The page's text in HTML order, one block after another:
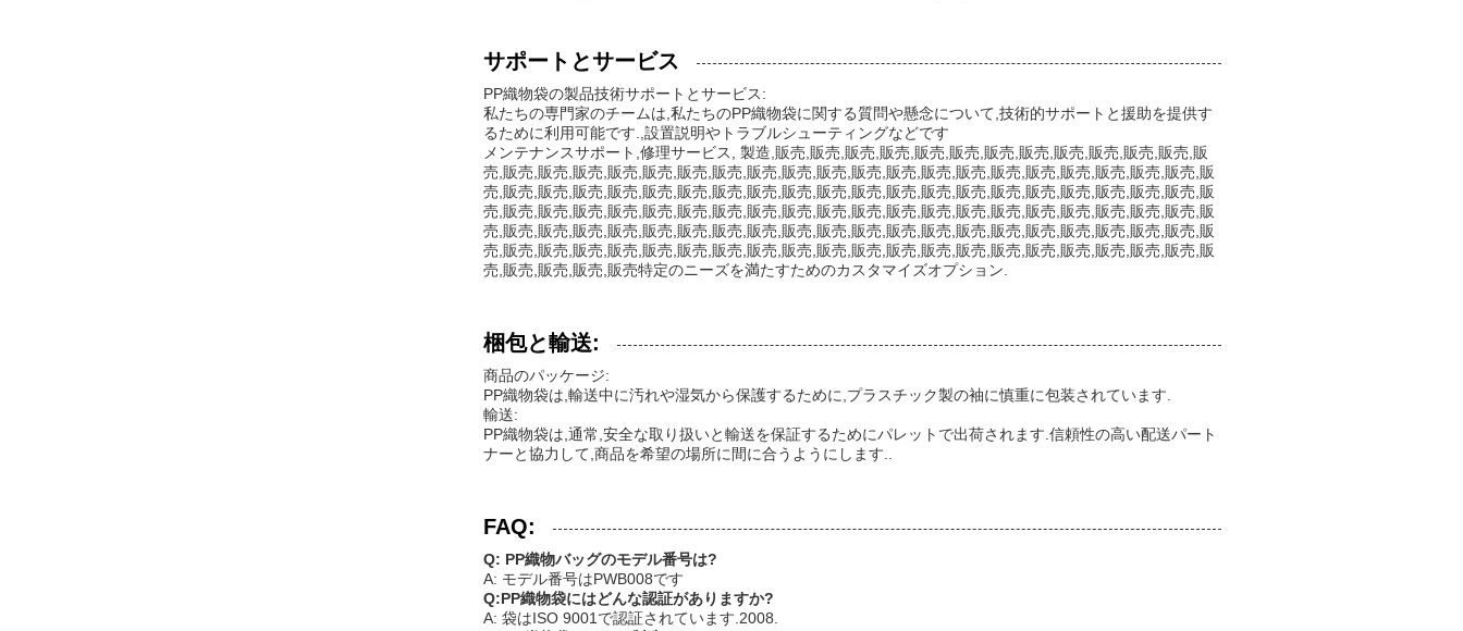
サポートとサービス
PP織物袋の製品技術サポートとサービス:
私たちの専門家のチームは,私たちのPP織物袋に関する質問や懸念について,技術的サポートと援助を提供す
るために利用可能です.,設置説明やトラブルシューティングなどです
メンテナンスサポート,修理サービス, 製造,販売,販売,販売,販売,販売,販売,販売,販売,販売,販売,販売,販売,販
売,販売,販売,販売,販売,販売,販売,販売,販売,販売,販売,販売,販売,販売,販売,販売,販売,販売,販売,販売,販売,販
売,販売,販売,販売,販売,販売,販売,販売,販売,販売,販売,販売,販売,販売,販売,販売,販売,販売,販売,販売,販売,販
売,販売,販売,販売,販売,販売,販売,販売,販売,販売,販売,販売,販売,販売,販売,販売,販売,販売,販売,販売,販売,販
売,販売,販売,販売,販売,販売,販売,販売,販売,販売,販売,販売,販売,販売,販売,販売,販売,販売,販売,販売,販売,販
売,販売,販売,販売,販売,販売,販売,販売,販売,販売,販売,販売,販売,販売,販売,販売,販売,販売,販売,販売,販売,販
売,販売,販売,販売,販売特定のニーズを満たすためのカスタマイズオプション.
梱包と輸送:
商品のパッケージ:
PP織物袋は,輸送中に汚れや湿気から保護するために,プラスチック製の袖に慎重に包装されています.
輸送:
PP織物袋は,通常,安全な取り扱いと輸送を保証するためにパレットで出荷されます.信頼性の高い配送パート
ナーと協力して,商品を希望の場所に間に合うようにします..
FAQ:
Q: PP織物バッグのモデル番号は?
A: モデル番号はPWB008です
Q:PP織物袋にはどんな認証がありますか?
A: 袋はISO 9001で認証されています.2008.